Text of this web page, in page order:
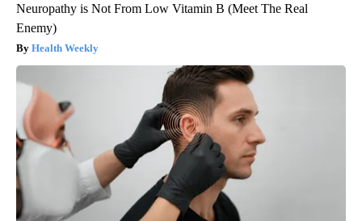
Neuropathy is Not From Low Vitamin B (Meet The Real
Enemy)
Health Weekly